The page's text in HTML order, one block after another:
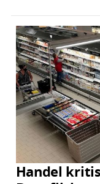
Handel